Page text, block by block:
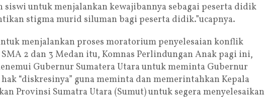
siswi untuk menjalankan kewajibannya sebagai peserta didik
stigma murid siluman bagi peserta didik.”ucapnya.
menjalankan proses moratorium penyelesaian konflik
2 dan 3 Medan itu, Komnas Perlindungan Anak pagi ini,
Gubernur Sumatera Utara untuk meminta Gubernur
“diskresinya” guna meminta dan memerintahkan Kepala
Provinsi Sumatra Utara (Sumut) untuk segera menyelesaikan